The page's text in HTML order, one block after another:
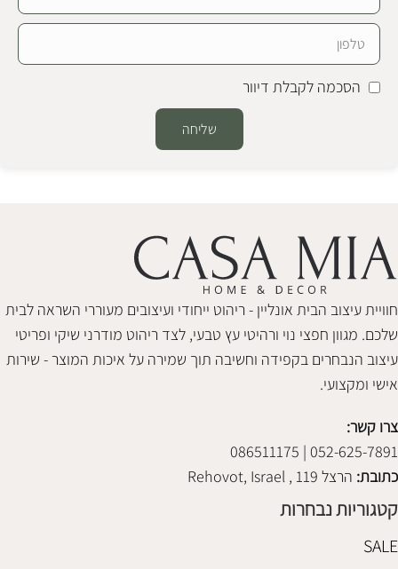
הסכמה לקבלת דיוור
שליחה
חוויית עיצוב הבית אונליין - ריהוט ייחודי ועיצובים מעוררי השראה לבית
שלכם. מגוון חפצי נוי ורהיטי עץ טבעי, לצד ריהוט מודרני שיקי ופריטי
עיצוב הנבחרים בקפידה וחשיבה תוך שמירה על איכות המוצר - שירות
אישי ומקצועי.
צרו קשר:
052-625-7891 | 086511175
כתובת: הרצל 119 , Rehovot, Israel
קטגוריות נבחרות
SALE